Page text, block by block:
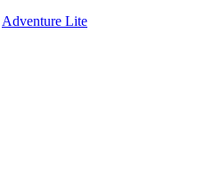
Adventure Lite